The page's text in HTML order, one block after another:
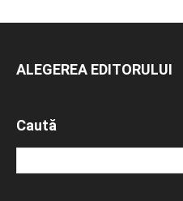
ALEGEREA EDITORULUI
Caută